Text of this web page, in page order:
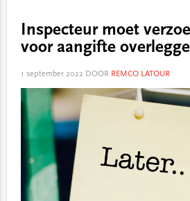
Inspecteur moet
voor aangifte
1 september 2022DOOR REMCO LATOUR